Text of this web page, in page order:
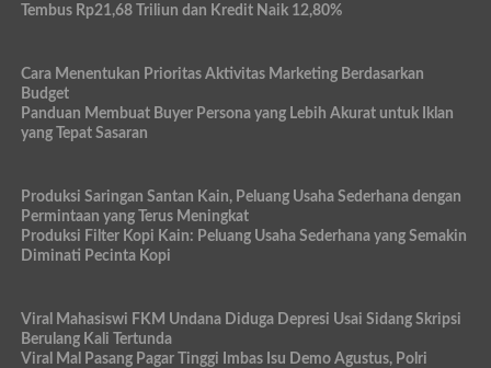
Tembus Rp21,68 Triliun dan Kredit Naik 12,80%
Cara Menentukan Prioritas Aktivitas Marketing Berdasarkan
Budget
Panduan Membuat Buyer Persona yang Lebih Akurat untuk Iklan
yang Tepat Sasaran
Produksi Saringan Santan Kain, Peluang Usaha Sederhana dengan
Permintaan yang Terus Meningkat
Produksi Filter Kopi Kain: Peluang Usaha Sederhana yang Semakin
Diminati Pecinta Kopi
Viral Mahasiswi FKM Undana Diduga Depresi Usai Sidang Skripsi
Berulang Kali Tertunda
Viral Mal Pasang Pagar Tinggi Imbas Isu Demo Agustus, Polri